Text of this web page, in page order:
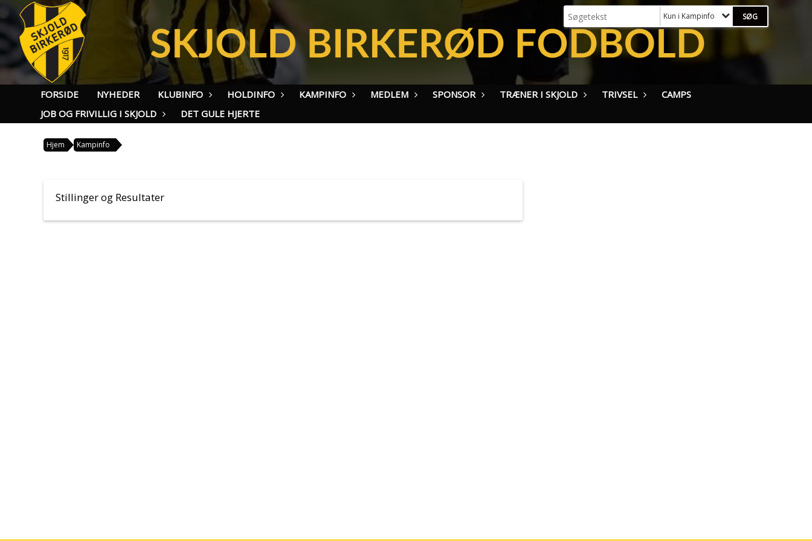
Kun i Kampinfo
FORSIDE NYHEDER KLUBINFO HOLDINFO KAMPINFO MEDLEM SPONSOR TRÆNER I SKJOLD TRIVSEL
CAMPS
JOB OG FRIVILLIG I SKJOLD
DET GULE HJERTE
Hjem Kampinfo
Stillinger og Resultater